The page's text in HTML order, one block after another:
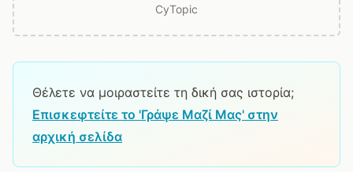
CyTopic
Θέλετε να μοιραστείτε τη δική σας ιστορία;
Επισκεφτείτε το 'Γράψε Μαζί Μας' στην
αρχική σελίδα